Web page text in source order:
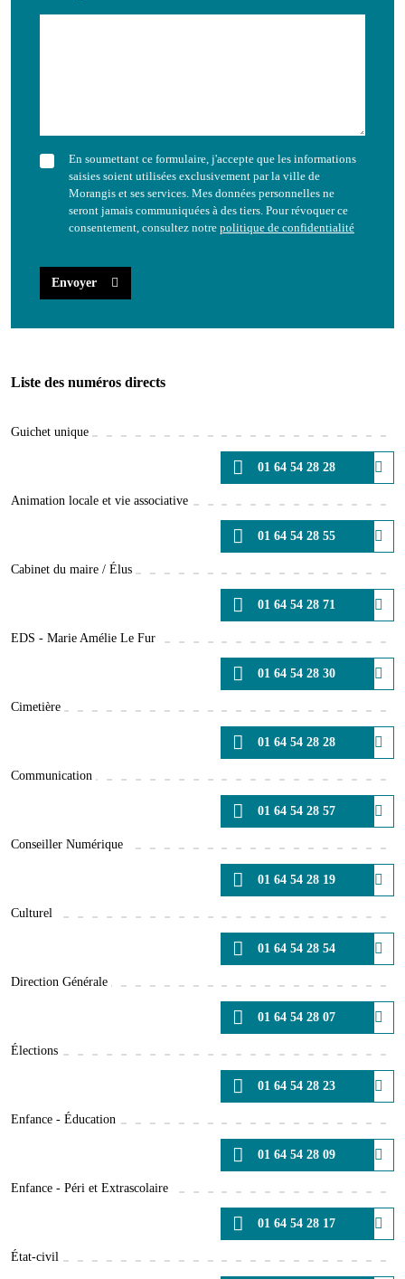
En soumettant ce formulaire, j'accepte que les informations
saisies soient utilisées exclusivement par la ville de
Morangis et ses services. Mes données personnelles ne
seront jamais communiquées à des tiers. Pour révoquer ce
consentement, consultez notre politique de confidentialité
Envoyer
Liste des numéros directs
Guichet unique
01 64 54 28 28
Animation locale et vie associative
01 64 54 28 55
Cabinet du maire / Élus
01 64 54 28 71
EDS - Marie Amélie Le Fur
01 64 54 28 30
Cimetière
01 64 54 28 28
Communication
01 64 54 28 57
Conseiller Numérique
01 64 54 28 19
Culturel
01 64 54 28 54
Direction Générale
01 64 54 28 07
Élections
01 64 54 28 23
Enfance - Éducation
01 64 54 28 09
Enfance - Péri et Extrascolaire
01 64 54 28 17
État-civil